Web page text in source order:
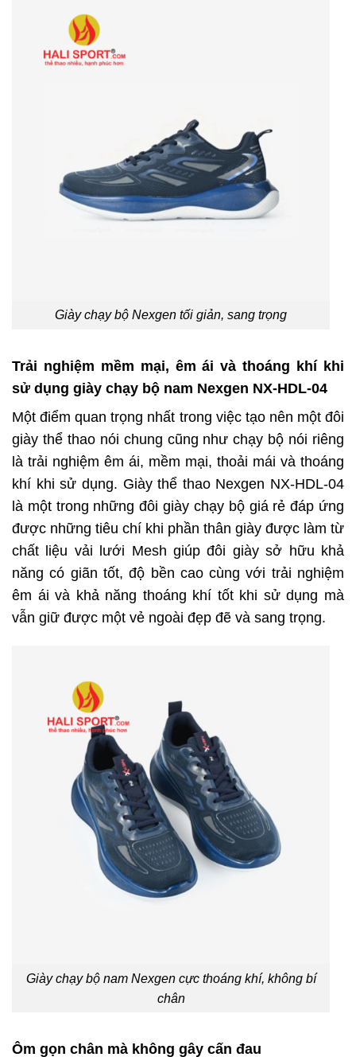
Giày chạy bộ Nexgen tối giản, sang trọng
Trải nghiệm mềm mại, êm ái và thoáng khí khi
sử dụng giày chạy bộ nam Nexgen NX-HDL-04
Một điểm quan trọng nhất trong việc tạo nên một đôi
giày thể thao nói chung cũng như chạy bộ nói riêng
là trải nghiệm êm ái, mềm mại, thoải mái và thoáng
khí khi sử dụng. Giày thể thao Nexgen NX-HDL-04
là một trong những đôi giày chạy bộ giá rẻ đáp ứng
được những tiêu chí khi phần thân giày được làm từ
chất liệu vải lưới Mesh giúp đôi giày sở hữu khả
năng có giãn tốt, độ bền cao cùng với trải nghiệm
êm ái và khả năng thoáng khí tốt khi sử dụng mà
vẫn giữ được một vẻ ngoài đẹp đẽ và sang trọng.
Giày chạy bộ nam Nexgen cực thoáng khí, không bí
chân
Ôm gọn chân mà không gây cấn đau